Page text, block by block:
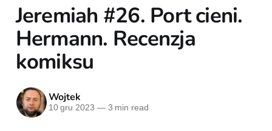
Jeremiah #26. Port cieni.
Hermann. Recenzja
komiksu
Wojtek
10 gru 2023 —3 min read